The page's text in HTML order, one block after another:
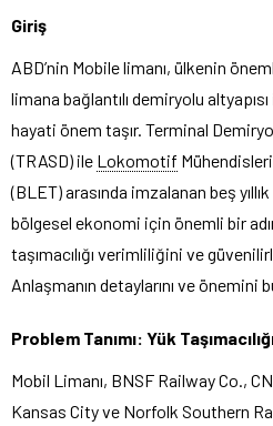
Giriş
ABD’nin Mobile limanı, ülkenin
limana bağlantılı demiryolu altyapısı
hayati önem taşır. Terminal
(TRASD) ile Lokomotif
(BLET) arasında imzalanan beş
bölgesel ekonomi için önemli bir
taşımacılığı verimliliğini ve
Anlaşmanın detaylarını ve önemini
Problem Tanımı: Yük
Mobil Limanı, BNSF Railway Co.,
Kansas City ve Norfolk Southern